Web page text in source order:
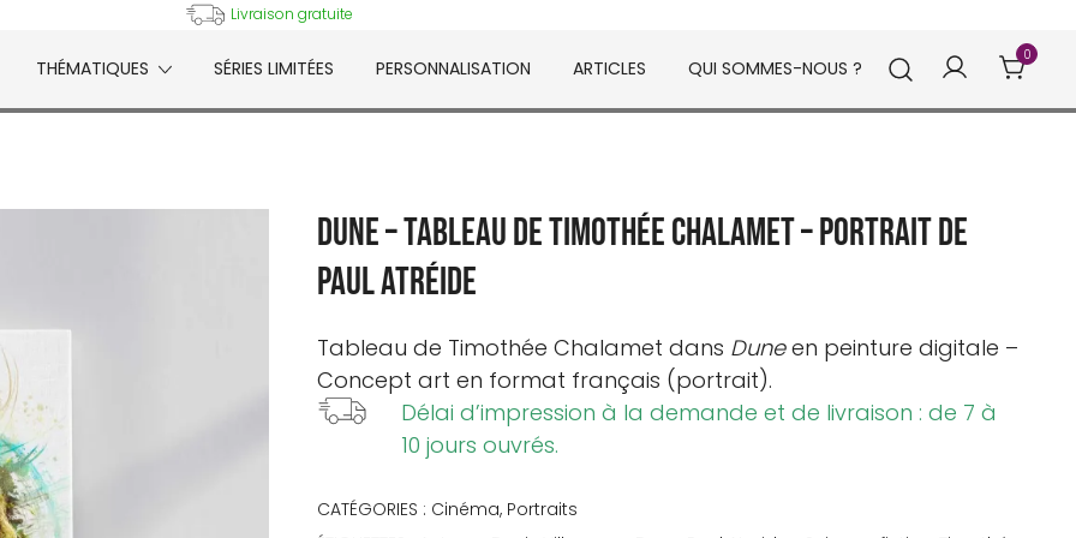
Livraison gratuite
THÉMATIQUES SÉRIES LIMITÉES PERSONNALISATION ARTICLES QUI SOMMES-NOUS ?
0
Dune – Tableau de Timothée Chalamet – Portrait de
Paul Atréide
Tableau de Timothée Chalamet dans Duneen peinture digitale –
Concept art en format français (portrait).
Délai d’impression à la demande et de livraison : de 7 à
10 jours ouvrés.
CATÉGORIES : Cinéma, Portraits